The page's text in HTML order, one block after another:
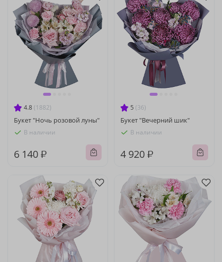
4.8 (1882)
Букет "Ночь розовой луны"
В наличии
6 140 ₽
5 (36)
Букет "Вечерний шик"
В наличии
4 920 ₽